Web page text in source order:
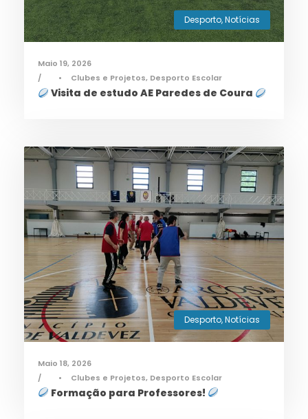
Desporto,Notícias
Maio 19, 2026
•
Clubes e Projetos, Desporto Escolar
Visita de estudo AE Paredes de Coura
Desporto,Notícias
Maio 18, 2026
•
Clubes e Projetos, Desporto Escolar
Formação para Professores!